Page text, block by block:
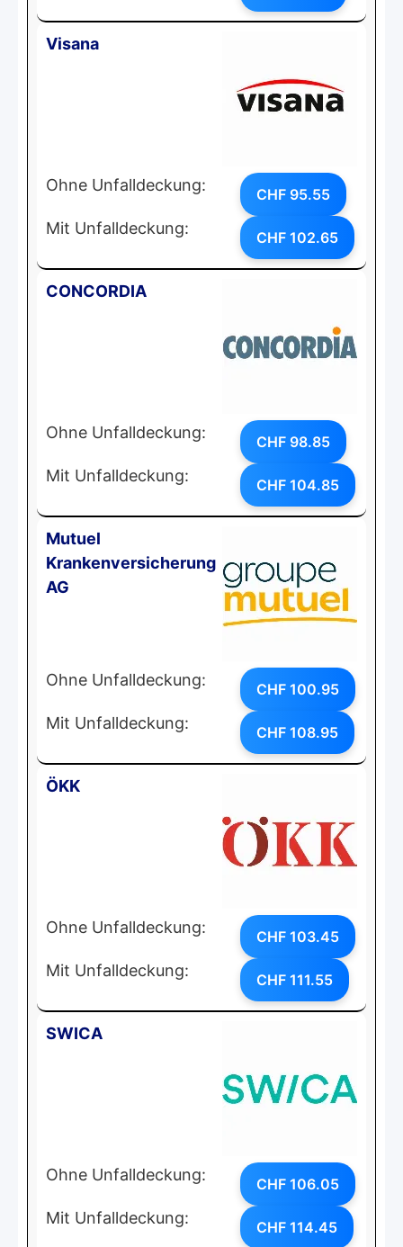
Visana
Ohne Unfalldeckung: CHF 95.55
Mit Unfalldeckung: CHF 102.65
CONCORDIA
Ohne Unfalldeckung: CHF 98.85
Mit Unfalldeckung: CHF 104.85
Mutuel
Krankenversicherung
AG
Ohne Unfalldeckung: CHF 100.95
Mit Unfalldeckung: CHF 108.95
ÖKK
Ohne Unfalldeckung: CHF 103.45
Mit Unfalldeckung: CHF 111.55
SWICA
Ohne Unfalldeckung: CHF 106.05
Mit Unfalldeckung: CHF 114.45